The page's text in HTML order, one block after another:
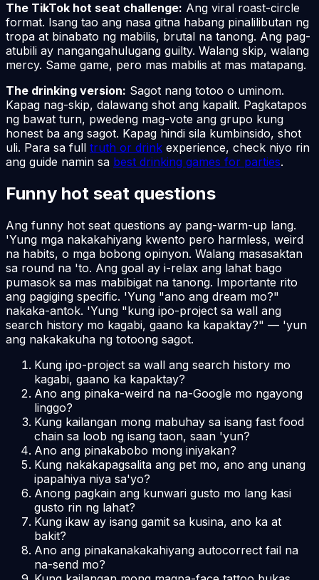
The TikTok hot seat challenge: Ang viral roast-circle
format. Isang tao ang nasa gitna habang pinalilibutan ng
tropa at binabato ng mabilis, brutal na tanong. Ang pag-
atubili ay nangangahulugang guilty. Walang skip, walang
mercy. Same game, pero mas mabilis at mas matapang.
The drinking version: Sagot nang totoo o uminom.
Kapag nag-skip, dalawang shot ang kapalit. Pagkatapos
ng bawat turn, pwedeng mag-vote ang grupo kung
honest ba ang sagot. Kapag hindi sila kumbinsido, shot
uli. Para sa full truth or drink experience, check niyo rin
ang guide namin sa best drinking games for parties.
Funny hot seat questions
Ang funny hot seat questions ay pang-warm-up lang.
'Yung mga nakakahiyang kwento pero harmless, weird
na habits, o mga bobong opinyon. Walang masasaktan
sa round na 'to. Ang goal ay i-relax ang lahat bago
pumasok sa mas mabibigat na tanong. Importante rito
ang pagiging specific. 'Yung "ano ang dream mo?"
nakaka-antok. 'Yung "kung ipo-project sa wall ang
search history mo kagabi, gaano ka kapaktay?" — 'yun
ang nakakakuha ng totoong sagot.
Kung ipo-project sa wall ang search history mo
kagabi, gaano ka kapaktay?
Ano ang pinaka-weird na na-Google mo ngayong
linggo?
Kung kailangan mong mabuhay sa isang fast food
chain sa loob ng isang taon, saan 'yun?
Ano ang pinakabobo mong iniyakan?
Kung nakakapagsalita ang pet mo, ano ang unang
ipapahiya niya sa'yo?
Anong pagkain ang kunwari gusto mo lang kasi
gusto rin ng lahat?
Kung ikaw ay isang gamit sa kusina, ano ka at
bakit?
Ano ang pinakanakakahiyang autocorrect fail na
na-send mo?